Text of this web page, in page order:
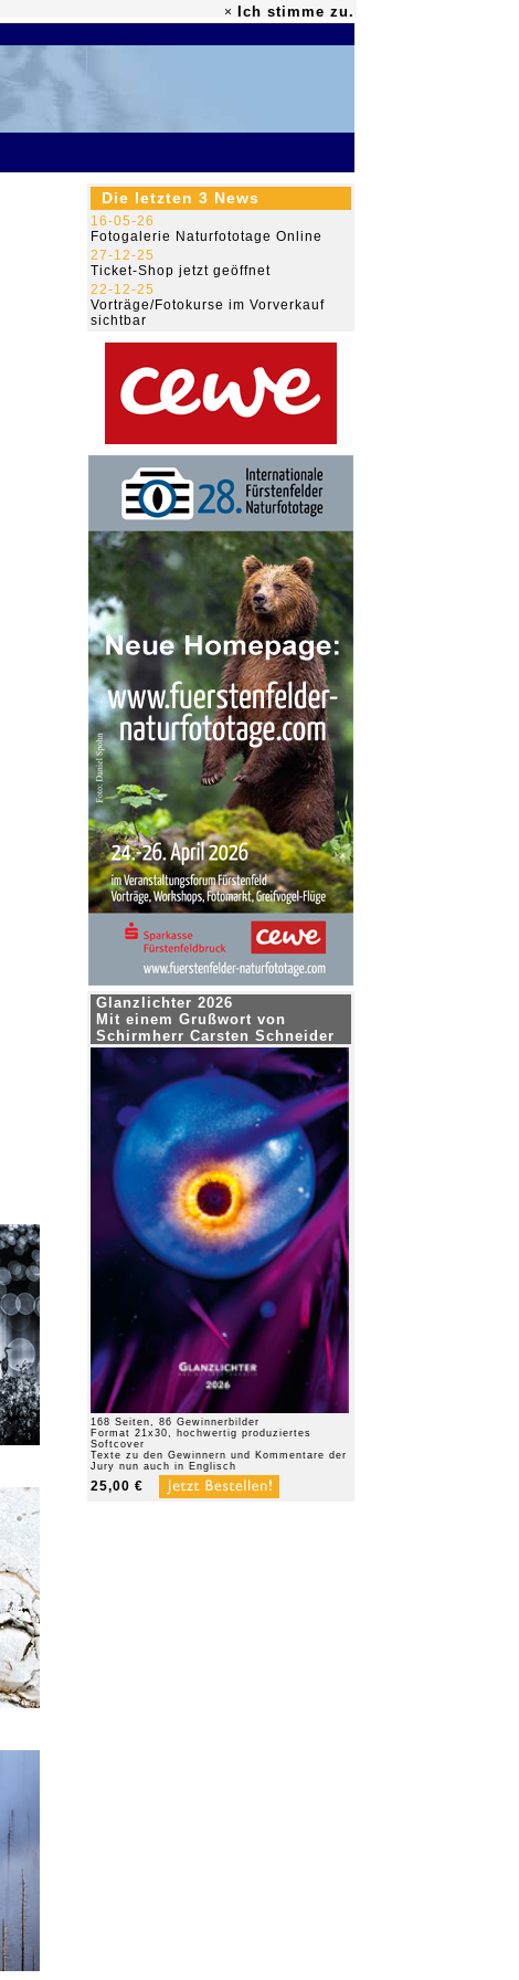
× Ich stimme zu.
Die letzten 3 News
16-05-26
Fotogalerie Naturfototage Online
27-12-25
Ticket-Shop jetzt geöffnet
22-12-25
Vorträge/Fotokurse im Vorverkauf
sichtbar
Glanzlichter 2026
Mit einem Grußwort von
Schirmherr Carsten Schneider
168 Seiten, 86 Gewinnerbilder
Format 21x30, hochwertig produziertes
Softcover
Texte zu den Gewinnern und Kommentare der
Jury nun auch in Englisch
25,00 €